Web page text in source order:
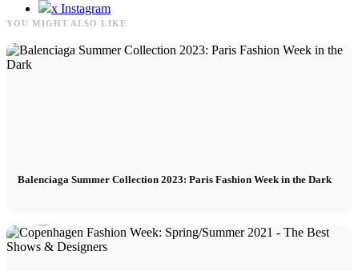
x Instagram
x TikTok
YOU MIGHT ALSO LIKE
Balenciaga Summer Collection 2023: Paris Fashion Week in the Dark